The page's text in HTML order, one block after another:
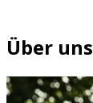
Über uns